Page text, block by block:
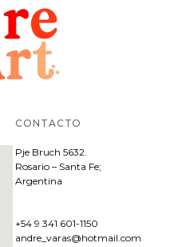
CONTACTO
Pje Bruch 5632.
Rosario – Santa Fe;
Argentina
+54 9 341 601-1150
andre_varas@hotmail.com